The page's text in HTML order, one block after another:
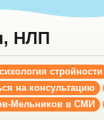
НЛП
стройности
на консультацию
Мельников в СМИ